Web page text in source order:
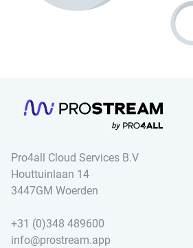
Pro4all Cloud Services B.V
Houttuinlaan 14
3447GM Woerden
+31 (0)348 489600
info@prostream.app